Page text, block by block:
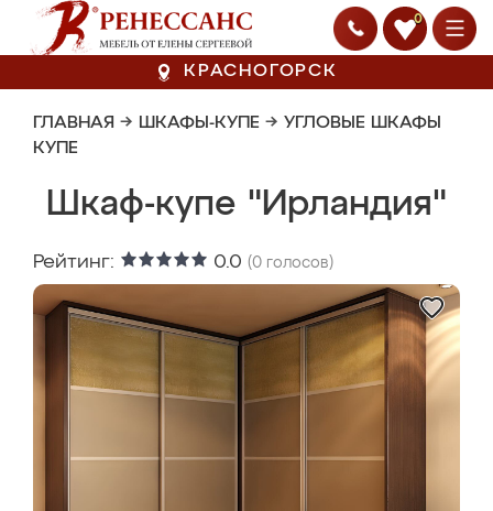
0
КРАСНОГОРСК
ГЛАВНАЯ → ШКАФЫ-КУПЕ → УГЛОВЫЕ ШКАФЫ
КУПЕ
Шкаф-купе "Ирландия"
Рейтинг: 0.0 (0 голосов)